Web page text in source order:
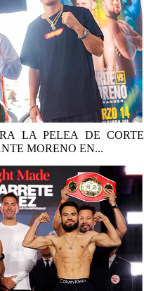
LA PELEA DE CORTE
MORENO EN...